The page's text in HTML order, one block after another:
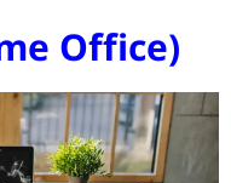
Office)